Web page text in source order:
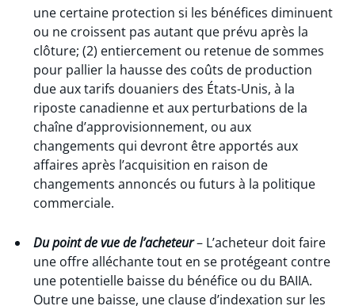
une certaine protection si les bénéfices diminuent
ou ne croissent pas autant que prévu après la
clôture; (2) entiercement ou retenue de sommes
pour pallier la hausse des coûts de production
due aux tarifs douaniers des États-Unis, à la
riposte canadienne et aux perturbations de la
chaîne d’approvisionnement, ou aux
changements qui devront être apportés aux
affaires après l’acquisition en raison de
changements annoncés ou futurs à la politique
commerciale.
Du point de vue de l’acheteur– L’acheteur doit faire
une offre alléchante tout en se protégeant contre
une potentielle baisse du bénéfice ou du BAIIA.
Outre une baisse, une clause d’indexation sur les